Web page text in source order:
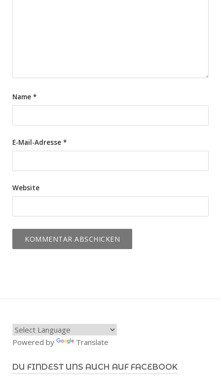
Name *
E-Mail-Adresse *
Website
Powered by Translate
DU FINDEST UNS AUCH AUF FACEBOOK